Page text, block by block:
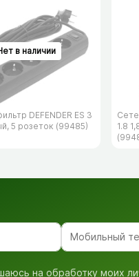
DEFENDER ES 3
5 розеток (99485)
1.8
на обработку моих